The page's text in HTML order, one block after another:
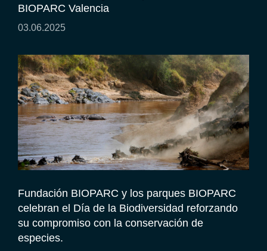
BIOPARC Valencia
03.06.2025
Fundación BIOPARC y los parques BIOPARC
celebran el Día de la Biodiversidad reforzando
su compromiso con la conservación de
especies.